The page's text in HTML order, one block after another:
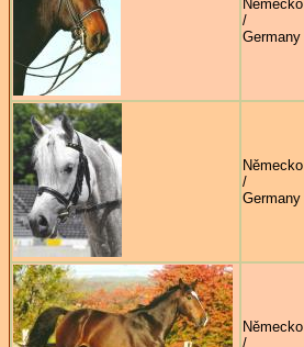
Německo
/
Germany
Německo
/
Germany
Německo
/